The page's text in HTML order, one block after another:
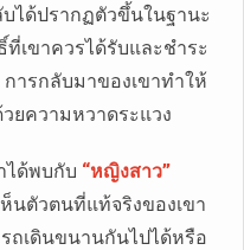
ได้ปรากฏตัวขึ้นในฐานะ
เขาควรได้รับและชำระ
ารกลับมาของเขาทำให้
ยความหวาดระแวง
ได้พบกับ “หญิงสาว”
นตัวตนที่แท้จริงของเขา
ถเดินขนานกันไปได้หรือ